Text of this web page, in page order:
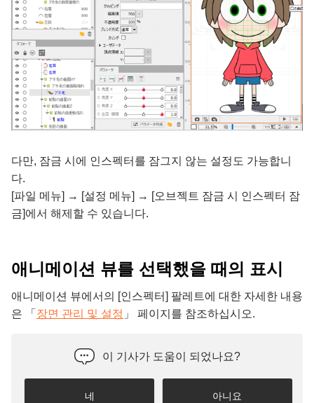
다만, 잠금 시에 인스펙터를 잠그지 않는 설정도 가능합니
다.
[파일 메뉴] → [설정 메뉴] → [오브젝트 잠금 시 인스펙터 잠
금]에서 해제할 수 있습니다.
애니메이션 뷰를 선택했을 때의 표시
애니메이션 뷰에서의 [인스펙터] 팔레트에 대한 자세한 내용
은 「 장면 관리 및 설정 」 페이지를 참조하십시오.
이 기사가 도움이 되었나요?
네 아니요